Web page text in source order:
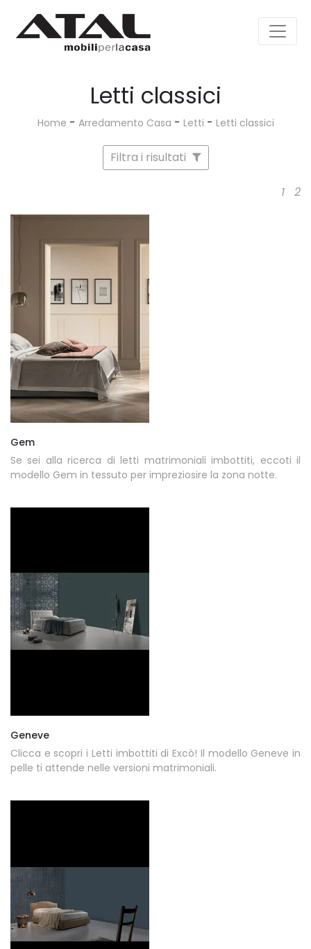
Letti classici
Home - Arredamento Casa - Letti - Letti classici
Filtra i risultati
1 2
Gem
Se sei alla ricerca di letti matrimoniali imbottiti, eccoti il
modello Gem in tessuto per impreziosire la zona notte.
Geneve
Clicca e scopri i Letti imbottiti di Excò! Il modello Geneve in
pelle ti attende nelle versioni matrimoniali.